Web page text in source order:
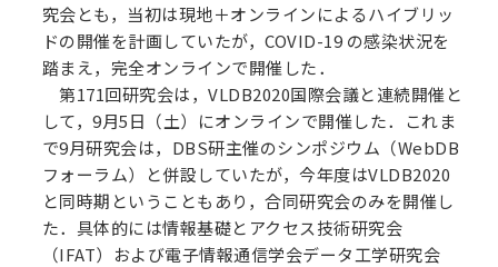
究会とも，当初は現地＋オンラインによるハイブリッ
ドの開催を計画していたが，COVID-19 の感染状況を
踏まえ，完全オンラインで開催した．
第171回研究会は，VLDB2020国際会議と連続開催と
して，9月5日（土）にオンラインで開催した．これま
で9月研究会は，DBS研主催のシンポジウム（WebDB
フォーラム）と併設していたが，今年度はVLDB2020
と同時期ということもあり，合同研究会のみを開催し
た．具体的には情報基礎とアクセス技術研究会
（IFAT）および電子情報通信学会データ工学研究会